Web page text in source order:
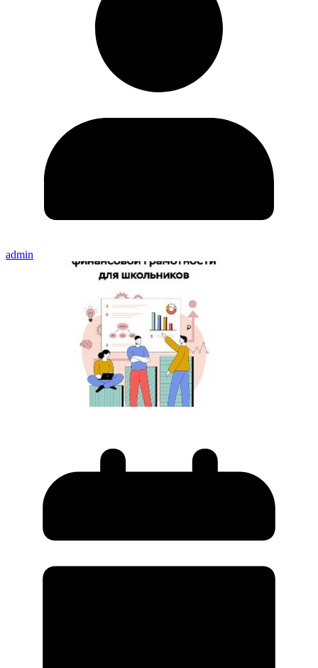
admin